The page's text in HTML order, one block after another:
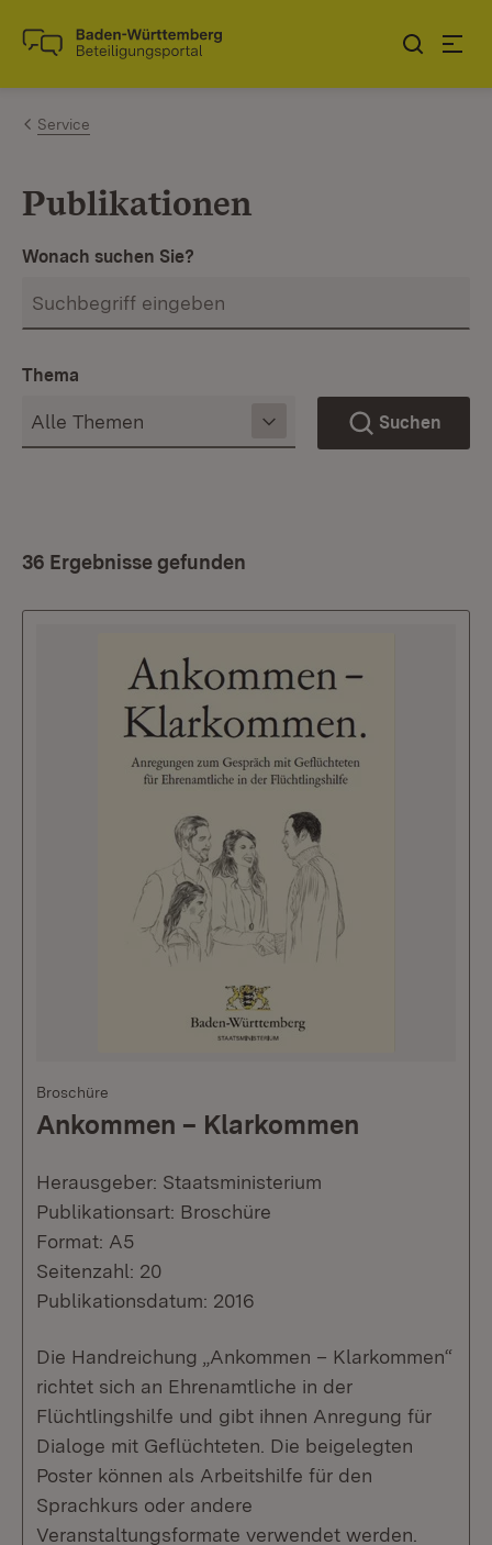
Zum Inhalt springen
Link zur Startseite
Service
Publikationen
Wonach suchen Sie?
Thema
Suchen
36 Ergebnisse gefunden
Broschüre
Ankommen – Klarkommen
Herausgeber: Staatsministerium
Publikationsart: Broschüre
Format: A5
Seitenzahl: 20
Publikationsdatum: 2016
Die Handreichung „Ankommen – Klarkommen“
richtet sich an Ehrenamtliche in der
Flüchtlingshilfe und gibt ihnen Anregung für
Dialoge mit Geflüchteten. Die beigelegten
Poster können als Arbeitshilfe für den
Sprachkurs oder andere
Veranstaltungsformate verwendet werden.